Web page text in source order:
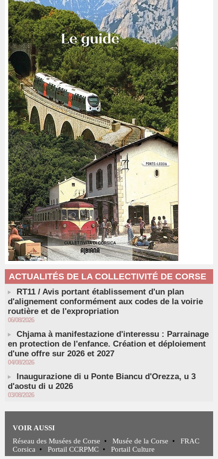
ACTUALITÉS DE LA COLLECTIVITÉ DE CORSE
RT11 / Avis portant établissement d'un plan
d'alignement conformément aux codes de la voirie
routière et de l'expropriation
06/08/2026
Chjama à manifestazione d'interessu : Parrainage
en protection de l'enfance. Création et déploiement
d'une offre sur 2026 et 2027
04/08/2026
Inaugurazione di u Ponte Biancu d'Orezza, u 3
d'aostu di u 2026
03/08/2026
VOIR AUSSI
Réseau des Musées de Corse • Musée de la Corse • FRAC
Corsica • Portail CCRPMC • Portail Culture